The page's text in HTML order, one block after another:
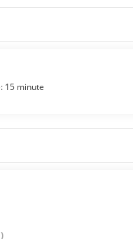
15 minute